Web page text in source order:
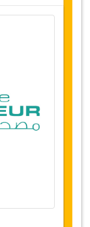
نقل من
يرجى
مواعيد